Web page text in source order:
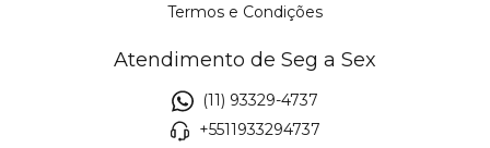
Termos e Condições
Atendimento de Seg a Sex
(11) 93329-4737
+5511933294737